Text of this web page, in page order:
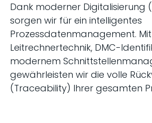
Dank moderner Digitalisierung
sorgen wir für ein intelligentes
Prozessdatenmanagement. Mit
Leitrechnertechnik, DMC-
modernem
gewährleisten wir die volle
(Traceability) Ihrer gesamten